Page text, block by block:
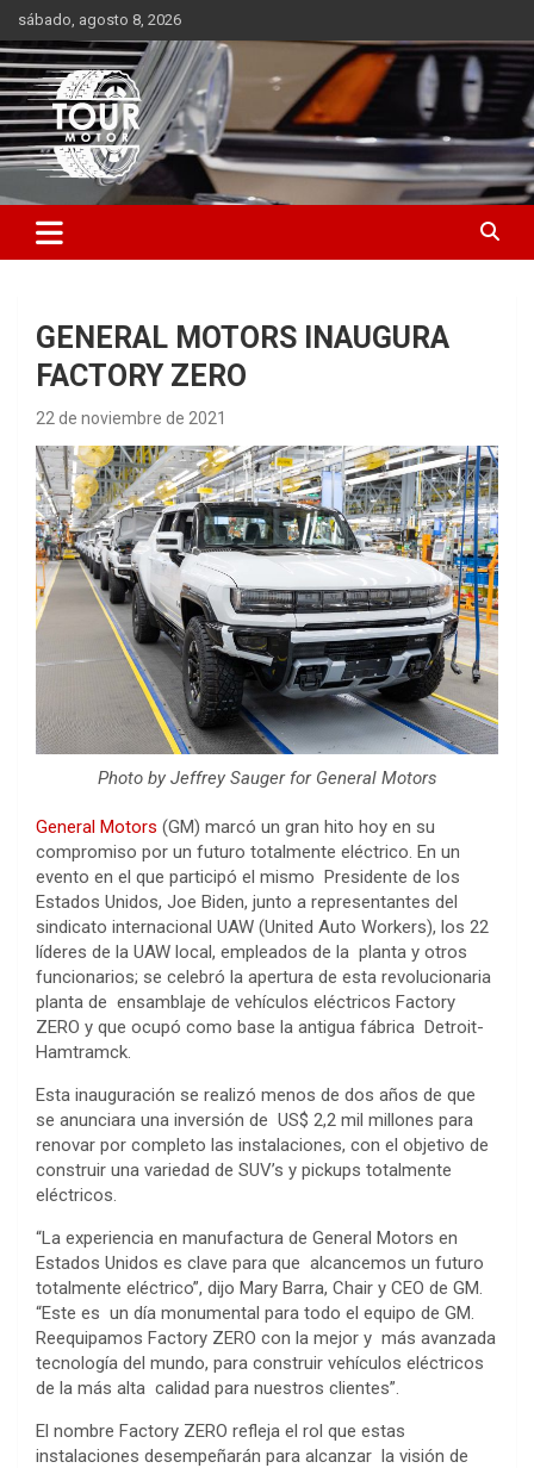
Saltar
al
contenido
sábado, agosto 8, 2026
Tour Motor
Plataforma de contenido audiovisual para el sector automotriz
GENERAL MOTORS INAUGURA
FACTORY ZERO
22 de noviembre de 2021
Photo by Jeffrey Sauger for General Motors
General Motors (GM) marcó un gran hito hoy en su
compromiso por un futuro totalmente eléctrico. En un
evento en el que participó el mismo Presidente de los
Estados Unidos, Joe Biden, junto a representantes del
sindicato internacional UAW (United Auto Workers), los 22
líderes de la UAW local, empleados de la planta y otros
funcionarios; se celebró la apertura de esta revolucionaria
planta de ensamblaje de vehículos eléctricos Factory
ZERO y que ocupó como base la antigua fábrica Detroit-
Hamtramck.
Esta inauguración se realizó menos de dos años de que
se anunciara una inversión de US$ 2,2 mil millones para
renovar por completo las instalaciones, con el objetivo de
construir una variedad de SUV’s y pickups totalmente
eléctricos.
“La experiencia en manufactura de General Motors en
Estados Unidos es clave para que alcancemos un futuro
totalmente eléctrico”, dijo Mary Barra, Chair y CEO de GM.
“Este es un día monumental para todo el equipo de GM.
Reequipamos Factory ZERO con la mejor y más avanzada
tecnología del mundo, para construir vehículos eléctricos
de la más alta calidad para nuestros clientes”.
El nombre Factory ZERO refleja el rol que estas
instalaciones desempeñarán para alcanzar la visión de